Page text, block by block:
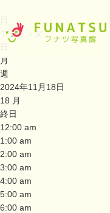
アジェンダ
月
週
2024年11月18日
18 月
終日
12:00 am
1:00 am
2:00 am
3:00 am
4:00 am
5:00 am
6:00 am